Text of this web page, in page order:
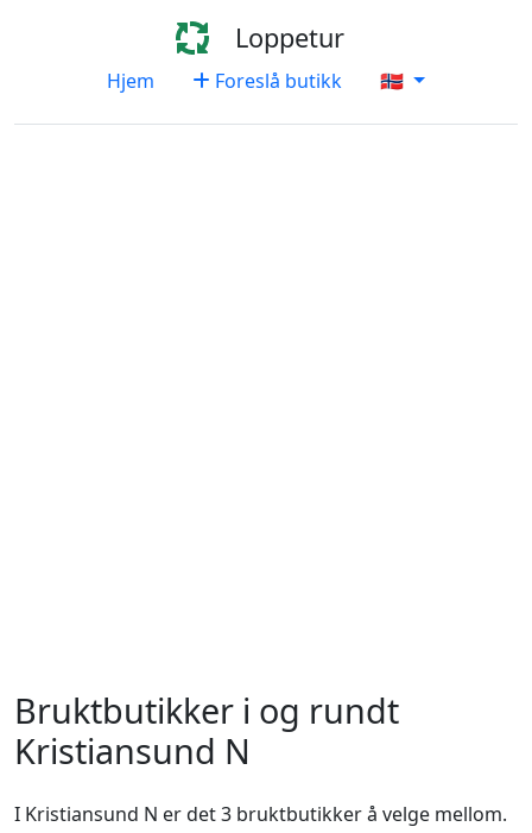
Loppetur
Hjem Foreslå butikk 🇳🇴
Bruktbutikker i og rundt
Kristiansund N
I Kristiansund N er det 3 bruktbutikker å velge mellom.